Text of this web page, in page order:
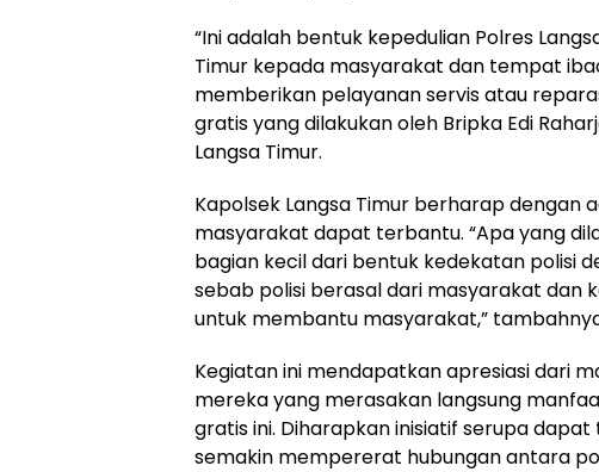
“Ini adalah bentuk kepedulian Polres
Timur kepada masyarakat dan tempat
memberikan pelayanan servis atau
gratis yang dilakukan oleh Bripka Edi
Langsa Timur.
Kapolsek Langsa Timur berharap dengan
masyarakat dapat terbantu. “Apa yang
bagian kecil dari bentuk kedekatan polisi
sebab polisi berasal dari masyarakat dan
untuk membantu masyarakat,”
Kegiatan ini mendapatkan apresiasi dari
mereka yang merasakan langsung
gratis ini. Diharapkan inisiatif serupa
semakin mempererat hubungan antara